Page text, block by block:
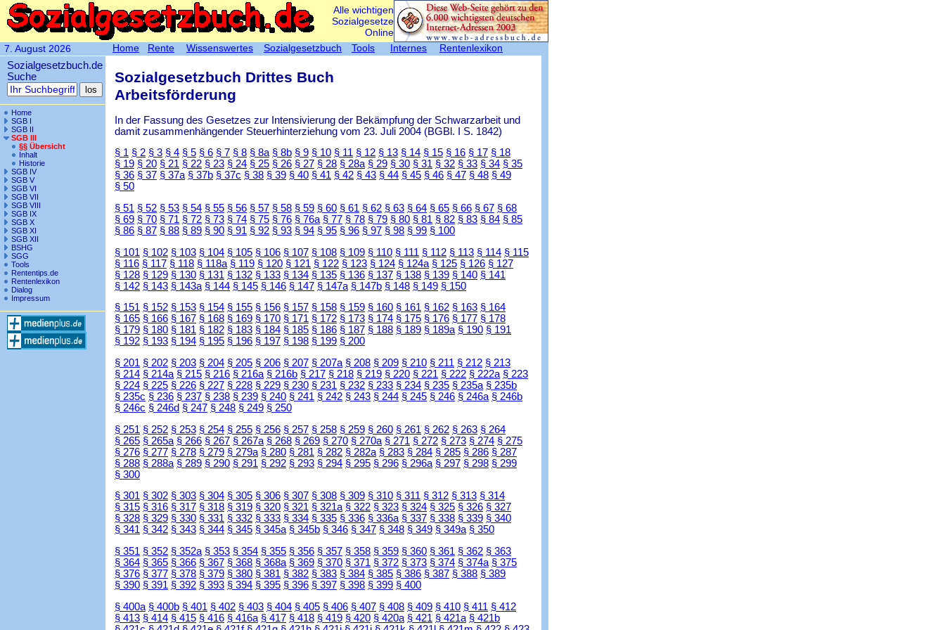
Alle wichtigen
Sozialgesetze
Online
7. August 2026
Sozialgesetzbuch.de
Suche
Home
SGB I
SGB II
SGB III
§§ Übersicht
Inhalt
Historie
SGB IV
SGB V
SGB VI
SGB VII
SGB VIII
SGB IX
SGB X
SGB XI
SGB XII
BSHG
SGG
Tools
Rententips.de
Rentenlexikon
Dialog
Impressum
Sozialgesetzbuch Drittes Buch
Arbeitsförderung
In der Fassung des Gesetzes zur Intensivierung der Bekämpfung der Schwarzarbeit und
damit zusammenhängender Steuerhinterziehung vom 23. Juli 2004 (BGBl. I S. 1842)
§ 1 § 2 § 3 § 4 § 5 § 6 § 7 § 8 § 8a § 8b § 9 § 10 § 11 § 12 § 13 § 14 § 15 § 16 § 17 § 18
§ 19 § 20 § 21 § 22 § 23 § 24 § 25 § 26 § 27 § 28 § 28a § 29 § 30 § 31 § 32 § 33 § 34 § 35
§ 36 § 37 § 37a § 37b § 37c § 38 § 39 § 40 § 41 § 42 § 43 § 44 § 45 § 46 § 47 § 48 § 49
§ 50
§ 51 § 52 § 53 § 54 § 55 § 56 § 57 § 58 § 59 § 60 § 61 § 62 § 63 § 64 § 65 § 66 § 67 § 68
§ 69 § 70 § 71 § 72 § 73 § 74 § 75 § 76 § 76a § 77 § 78 § 79 § 80 § 81 § 82 § 83 § 84 § 85
§ 86 § 87 § 88 § 89 § 90 § 91 § 92 § 93 § 94 § 95 § 96 § 97 § 98 § 99 § 100
§ 101 § 102 § 103 § 104 § 105 § 106 § 107 § 108 § 109 § 110 § 111 § 112 § 113 § 114 § 115
§ 116 § 117 § 118 § 118a § 119 § 120 § 121 § 122 § 123 § 124 § 124a § 125 § 126 § 127
§ 128 § 129 § 130 § 131 § 132 § 133 § 134 § 135 § 136 § 137 § 138 § 139 § 140 § 141
§ 142 § 143 § 143a § 144 § 145 § 146 § 147 § 147a § 147b § 148 § 149 § 150
§ 151 § 152 § 153 § 154 § 155 § 156 § 157 § 158 § 159 § 160 § 161 § 162 § 163 § 164
§ 165 § 166 § 167 § 168 § 169 § 170 § 171 § 172 § 173 § 174 § 175 § 176 § 177 § 178
§ 179 § 180 § 181 § 182 § 183 § 184 § 185 § 186 § 187 § 188 § 189 § 189a § 190 § 191
§ 192 § 193 § 194 § 195 § 196 § 197 § 198 § 199 § 200
§ 201 § 202 § 203 § 204 § 205 § 206 § 207 § 207a § 208 § 209 § 210 § 211 § 212 § 213
§ 214 § 214a § 215 § 216 § 216a § 216b § 217 § 218 § 219 § 220 § 221 § 222 § 222a § 223
§ 224 § 225 § 226 § 227 § 228 § 229 § 230 § 231 § 232 § 233 § 234 § 235 § 235a § 235b
§ 235c § 236 § 237 § 238 § 239 § 240 § 241 § 242 § 243 § 244 § 245 § 246 § 246a § 246b
§ 246c § 246d § 247 § 248 § 249 § 250
§ 251 § 252 § 253 § 254 § 255 § 256 § 257 § 258 § 259 § 260 § 261 § 262 § 263 § 264
§ 265 § 265a § 266 § 267 § 267a § 268 § 269 § 270 § 270a § 271 § 272 § 273 § 274 § 275
§ 276 § 277 § 278 § 279 § 279a § 280 § 281 § 282 § 282a § 283 § 284 § 285 § 286 § 287
§ 288 § 288a § 289 § 290 § 291 § 292 § 293 § 294 § 295 § 296 § 296a § 297 § 298 § 299
§ 300
§ 301 § 302 § 303 § 304 § 305 § 306 § 307 § 308 § 309 § 310 § 311 § 312 § 313 § 314
§ 315 § 316 § 317 § 318 § 319 § 320 § 321 § 321a § 322 § 323 § 324 § 325 § 326 § 327
§ 328 § 329 § 330 § 331 § 332 § 333 § 334 § 335 § 336 § 336a § 337 § 338 § 339 § 340
§ 341 § 342 § 343 § 344 § 345 § 345a § 345b § 346 § 347 § 348 § 349 § 349a § 350
§ 351 § 352 § 352a § 353 § 354 § 355 § 356 § 357 § 358 § 359 § 360 § 361 § 362 § 363
§ 364 § 365 § 366 § 367 § 368 § 368a § 369 § 370 § 371 § 372 § 373 § 374 § 374a § 375
§ 376 § 377 § 378 § 379 § 380 § 381 § 382 § 383 § 384 § 385 § 386 § 387 § 388 § 389
§ 390 § 391 § 392 § 393 § 394 § 395 § 396 § 397 § 398 § 399 § 400
§ 400a § 400b § 401 § 402 § 403 § 404 § 405 § 406 § 407 § 408 § 409 § 410 § 411 § 412
§ 413 § 414 § 415 § 416 § 416a § 417 § 418 § 419 § 420 § 420a § 421 § 421a § 421b
Home Rente Wissenswertes Sozialgesetzbuch Tools Internes Rentenlexikon